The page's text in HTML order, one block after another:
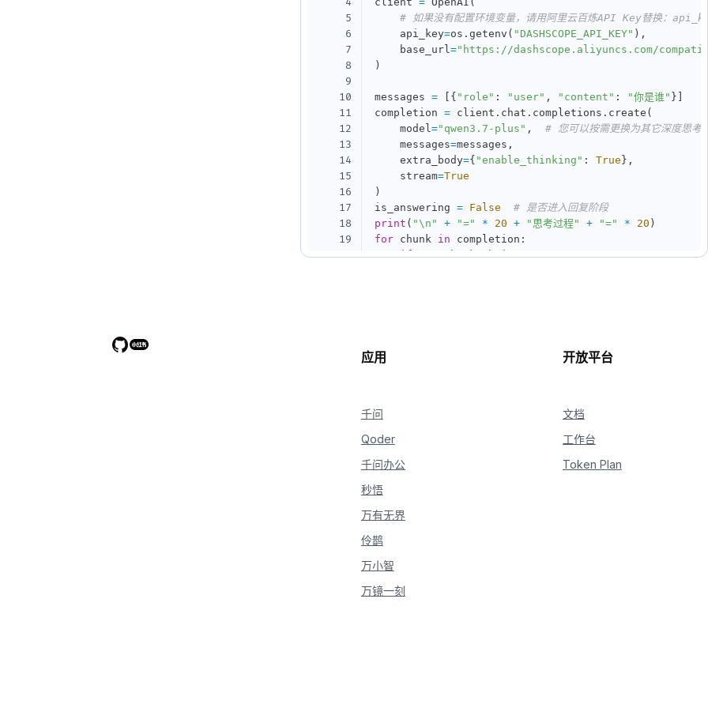
4
5
6
7
8
9
10
11
12
13
14
15
16
17
18
19
20
# 如果没有配置环境变量，请用阿里云百炼API Key替换：
    api_key
=os . getenv ( "DASHSCOPE_API_KEY" ) ,
    base_url
="https://dashscope.aliyuncs.com/
)
messages = { "role" : "user" , "content" : "你是谁" }
completion = client . chat . completions . create (
    model
="qwen3.7-plus" ,
# 您可以按需更换为其它深度思考模
    messages
=messages ,
    extra_body
={ "enable_thinking" : True } ,
    stream
=True
)
is_answering = False
# 是否进入回复阶段
print ( "\n" + "=" * 20 + "思考过程" + "=" * 20 )
for chunk in completion :
if not chunk.choices:
"content") and delta
end=""
应用
千问
Qoder
千问办公
秒悟
万有无界
伶鹊
万小智
万镜一刻
开放平台
文档
工作台
Token Plan